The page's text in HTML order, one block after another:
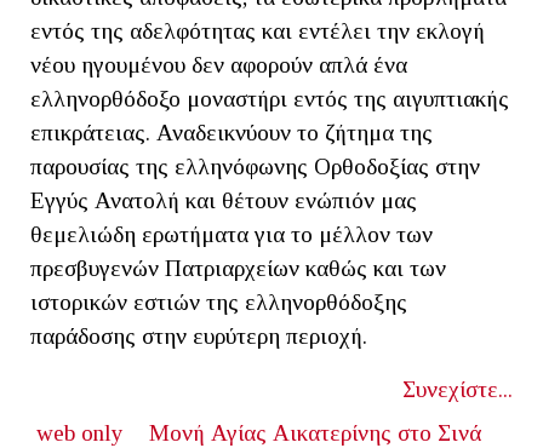
εντός της αδελφότητας και εντέλει την εκλογή
νέου ηγουμένου δεν αφορούν απλά ένα
ελληνορθόδοξο μοναστήρι εντός της αιγυπτιακής
επικράτειας. Αναδεικνύουν το ζήτημα της
παρουσίας της ελληνόφωνης Ορθοδοξίας στην
Εγγύς Ανατολή και θέτουν ενώπιόν μας
θεμελιώδη ερωτήματα για το μέλλον των
πρεσβυγενών Πατριαρχείων καθώς και των
ιστορικών εστιών της ελληνορθόδοξης
παράδοσης στην ευρύτερη περιοχή.
Συνεχίστε...
web only
Μονή Αγίας Αικατερίνης στο Σινά